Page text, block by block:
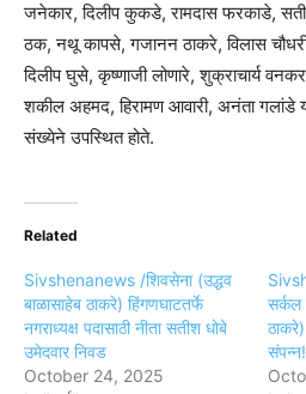
जनेकार, दिलीप कुकडे, रामदास फरकाडे,
ठक, नथू कापसे, गजानन ठाकरे, विलास
दिलीप घुसे, कृष्णाजी लोणारे, शुक्राचार्य
शकील अहमद, हिरामण आवारी, अनंता गलांडे
संख्येने उपस्थित होते.
Related
Sivshenanews /शिवसेना (उद्धव
बाळासाहेब ठाकरे) हिंगणघाटतर्फे
नगराध्यक्ष पदासाठी नीता सतीश धोबे
उमेदवार निवड
October 24, 2025
सर्कल
संपन्न!